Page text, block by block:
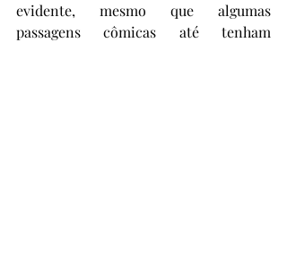
evidente, mesmo que algumas
passagens cômicas até tenham